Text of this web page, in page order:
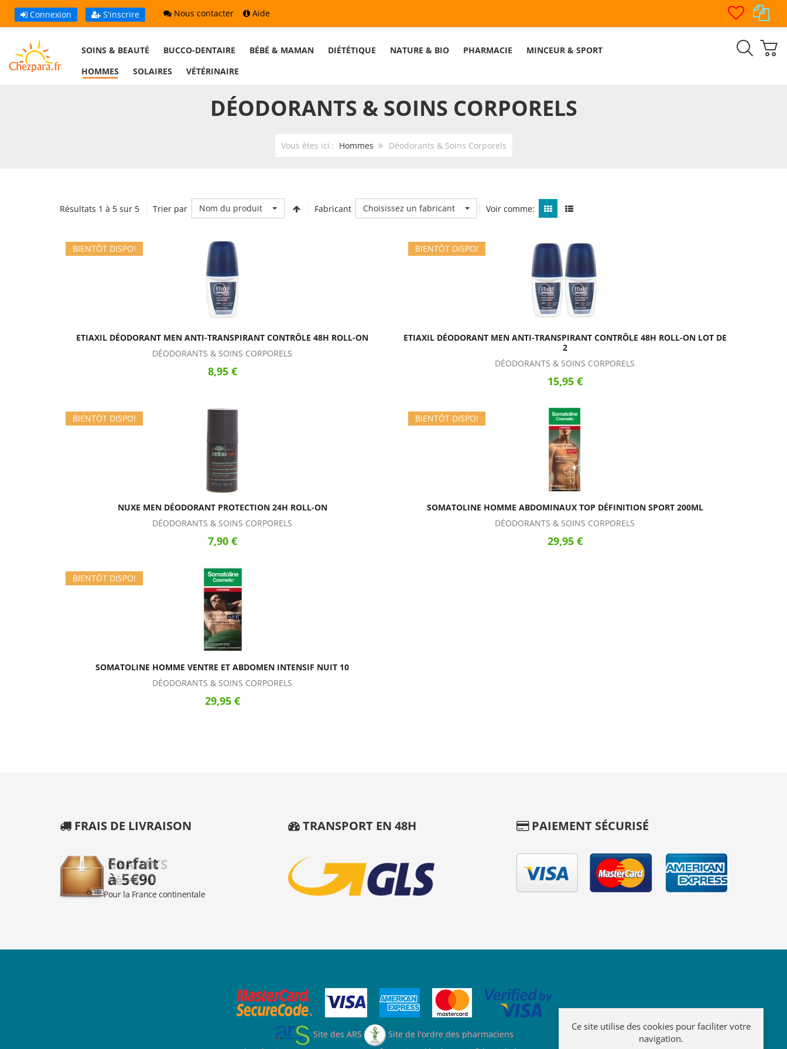
Connexion S'inscrire Nous contacter Aide
SOINS & BEAUTÉ BUCCO-DENTAIRE BÉBÉ & MAMAN DIÉTÉTIQUE NATURE & BIO PHARMACIE
MINCEUR & SPORT
HOMMES
SOLAIRES VÉTÉRINAIRE
DÉODORANTS & SOINS CORPORELS
Vous êtes ici : Hommes Déodorants & Soins Corporels
Résultats 1 à 5 sur 5 Trier par Nom du produit Fabricant Choisissez un fabricant Voir comme:
BIENTÔT DISPO!
ETIAXIL DÉODORANT MEN ANTI-TRANSPIRANT CONTRÔLE 48H ROLL-ON
DÉODORANTS & SOINS CORPORELS
8,95 €
BIENTÔT DISPO!
ETIAXIL DÉODORANT MEN ANTI-TRANSPIRANT CONTRÔLE 48H ROLL-ON LOT DE
2
DÉODORANTS & SOINS CORPORELS
15,95 €
BIENTÔT DISPO!
NUXE MEN DÉODORANT PROTECTION 24H ROLL-ON
DÉODORANTS & SOINS CORPORELS
7,90 €
BIENTÔT DISPO!
SOMATOLINE HOMME ABDOMINAUX TOP DÉFINITION SPORT 200ML
DÉODORANTS & SOINS CORPORELS
29,95 €
BIENTÔT DISPO!
SOMATOLINE HOMME VENTRE ET ABDOMEN INTENSIF NUIT 10
DÉODORANTS & SOINS CORPORELS
29,95 €
FRAIS DE LIVRAISON TRANSPORT EN 48H PAIEMENT SÉCURISÉ
Site des ARS
Site de l'ordre des pharmaciens
Ce site utilise des cookies pour faciliter votre
navigation.